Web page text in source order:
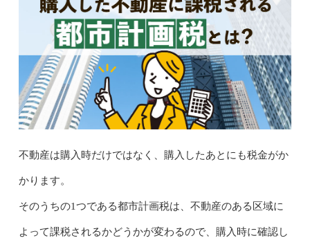
不動産は購入時だけではなく、購入したあとにも税金がか
かります。
そのうちの1つである都市計画税は、不動産のある区域に
よって課税されるかどうかが変わるので、購入時に確認し